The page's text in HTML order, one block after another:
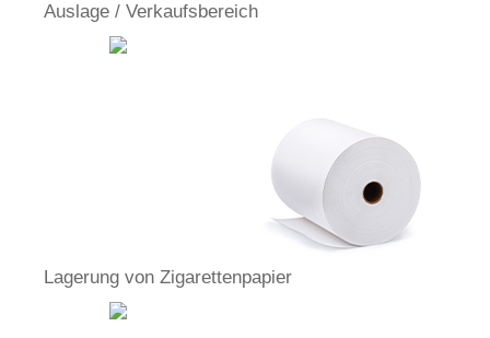
Auslage / Verkaufsbereich
Lagerung von Zigarettenpapier